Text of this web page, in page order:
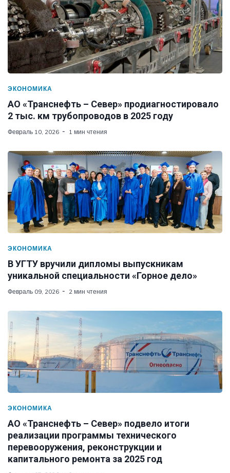
ЭКОНОМИКА
АО «Транснефть – Север» продиагностировало
2 тыс. км трубопроводов в 2025 году
Февраль 10, 2026 1 мин чтения
ЭКОНОМИКА
В УГТУ вручили дипломы выпускникам
уникальной специальности «Горное дело»
Февраль 09, 2026 2 мин чтения
ЭКОНОМИКА
АО «Транснефть – Север» подвело итоги
реализации программы технического
перевооружения, реконструкции и
капитального ремонта за 2025 год